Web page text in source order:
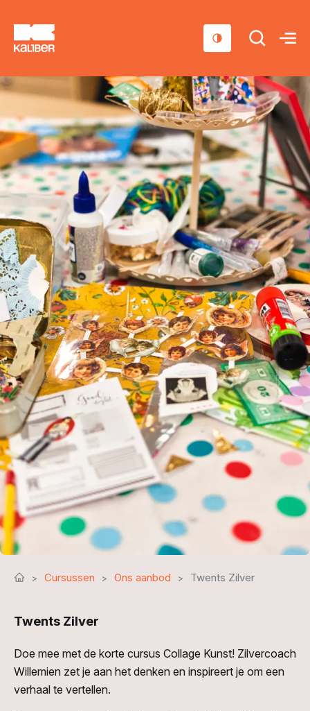
Cursussen
Scholen
Sociaal domein
Over ons
Nieuws & Agenda
Contact
Cursussen Ons aanbod Twents Zilver
Twents Zilver
Doe mee met de korte cursus Collage Kunst! Zilvercoach
Willemien zet je aan het denken en inspireert je om een
verhaal te vertellen.